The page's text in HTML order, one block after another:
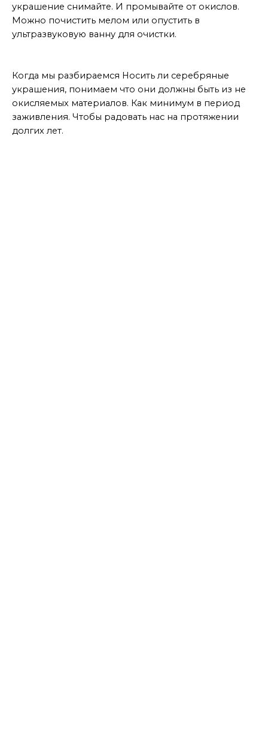
украшение снимайте. И промывайте от окислов.
Можно почистить мелом или опустить в
ультразвуковую ванну для очистки.
Когда мы разбираемся Носить ли серебряные
украшения, понимаем что они должны быть из не
окисляемых материалов. Как минимум в период
заживления. Чтобы радовать нас на протяжении
долгих лет.